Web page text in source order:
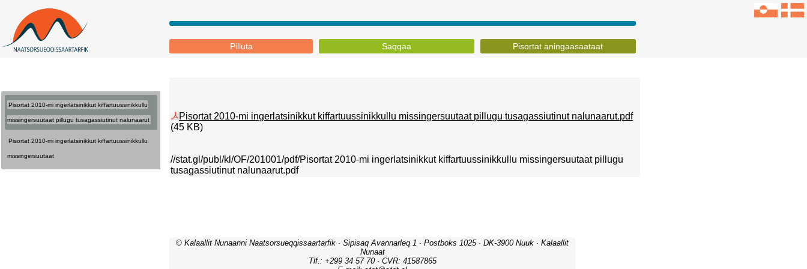
Pilluta Saqqaa Pisortat aningaasaataat
Pisortat 2010-mi ingerlatsinikkut kiffartuussinikkullu
missingersuutaat pillugu tusagassiutinut nalunaarut
Pisortat 2010-mi ingerlatsinikkut kiffartuussinikkullu
missingersuutaat
Pisortat 2010-mi ingerlatsinikkut kiffartuussinikkullu missingersuutaat pillugu tusagassiutinut nalunaarut.pdf
(45 KB)
//stat.gl/publ/kl/OF/201001/pdf/Pisortat 2010-mi ingerlatsinikkut kiffartuussinikkullu missingersuutaat pillugu
tusagassiutinut nalunaarut.pdf
© Kalaallit Nunaanni Naatsorsueqqissaartarfik · Sipisaq Avannarleq 1 · Postboks 1025 · DK-3900 Nuuk · Kalaallit
Nunaat
Tlf.: +299 34 57 70 · CVR: 41587865